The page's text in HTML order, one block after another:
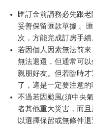
匯訂金前請務必先跟
妥善保留匯款單據 。
次，方能完成訂房手續
若因個人因素無法前
無法退還，但通常可
親朋好友。但若臨時
了，這是一定要注意的
不過若因颱風(須中央
者其他重大災害，而
以選擇保留或無條件